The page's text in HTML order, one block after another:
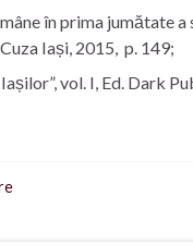
în prima jumătate a
Iași, 2015, p. 149;
vol. I, Ed. Dark